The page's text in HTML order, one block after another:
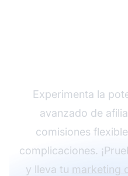
Experimenta la
avanzado de
comisiones
complicaciones.
y lleva tu marketing